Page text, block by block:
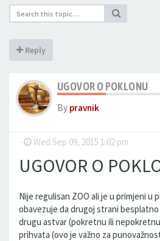
Reply
UGOVOR O POKLONU
By pravnik
- Wed Sep 09, 2015 1:02 pm
UGOVOR O
Nije regulisan ZOO ali je u primjeni u
obavezuje da drugoj strani
drugu astvar (pokretnu ili
prihvata (ovo je važno za